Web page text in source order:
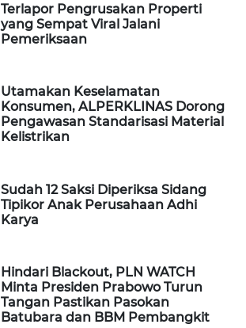
Terlapor Pengrusakan Properti
yang Sempat Viral Jalani
Pemeriksaan
Utamakan Keselamatan
Konsumen, ALPERKLINAS Dorong
Pengawasan Standarisasi Material
Kelistrikan
Sudah 12 Saksi Diperiksa Sidang
Tipikor Anak Perusahaan Adhi
Karya
Hindari Blackout, PLN WATCH
Minta Presiden Prabowo Turun
Tangan Pastikan Pasokan
Batubara dan BBM Pembangkit